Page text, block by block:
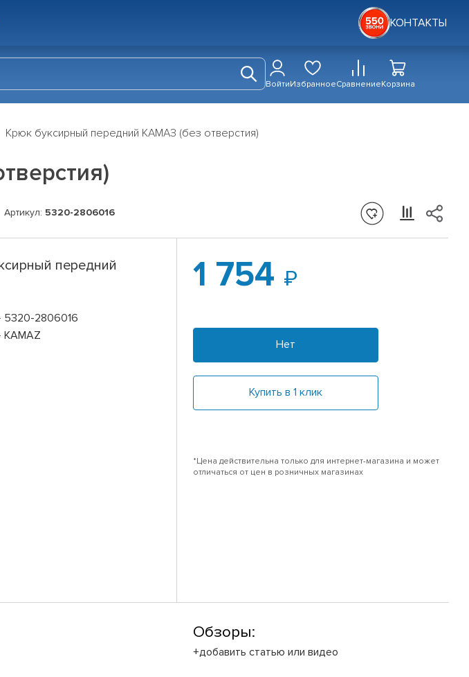
КОНТАКТЫ
ВойтиИзбранноеСравнениеКорзина
Крюк буксирный передний КАМАЗ (без отверстия)
Артикул: 5320-2806016
передний
5320-2806016
KAMAZ
1 754
Нет
Купить в 1 клик
*Цена действительна только для интернет-магазина и может
отличаться от цен в розничных магазинах
Обзоры:
+добавить статью или видео